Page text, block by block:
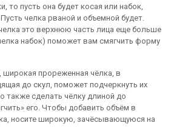
то пусть она будет косая или набок,
челка рваной и объемной будет.
это верхнюю часть лица еще больше
набок) поможет вам смягчить форму
прореженная чёлка, в
до скул, поможет подчеркнуть их
также сделать чёлку длиной до
его. Чтобы добавить объём в
носите широкую, зачёсывающуюся на